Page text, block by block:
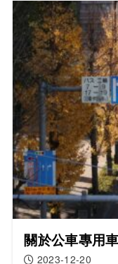
關於公車專用
2023-12-20